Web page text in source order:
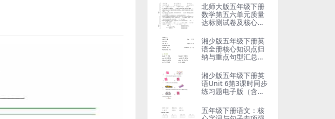
北师大版五年级下册
数学第五六单元质量
达标测试卷及核心考
湘少版五年级下册英
语全册核心知识点归
纳与重点句型汇总电
湘少版五年级下册英
语Unit 6第3课时同步
练习题电子版（含语
五年级下册语文：核